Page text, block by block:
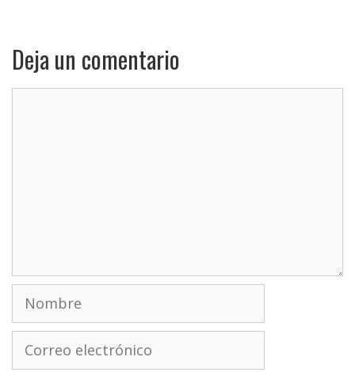
Deja un comentario
Nombre
electrónico